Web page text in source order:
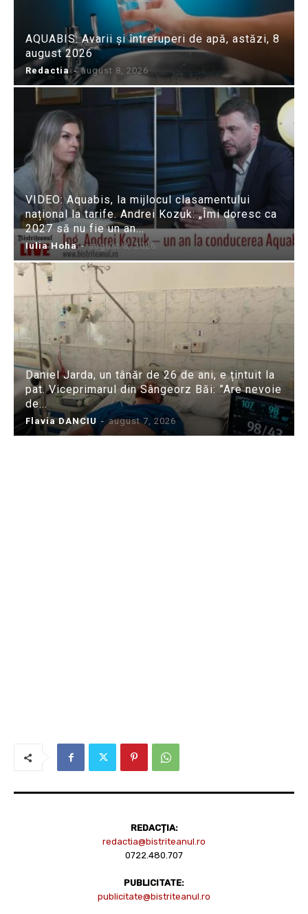
AQUABIS: Avarii și întreruperi de apă, astăzi, 8
august 2026
Redactia - august 8, 2026
VIDEO: Aquabis, la mijlocul clasamentului
național la tarife. Andrei Kozuk: „Îmi doresc ca
2027 să nu fie un an...
Iulia Hoha - august 8, 2026
Daniel Jarda, un tânăr de 26 de ani, e țintuit la
pat. Viceprimarul din Sângeorz Băi: ”Are nevoie
de...
Flavia DANCIU - august 7, 2026
REDACȚIA:
redactia@bistriteanul.ro
0722.480.707
PUBLICITATE:
publicitate@bistriteanul.ro